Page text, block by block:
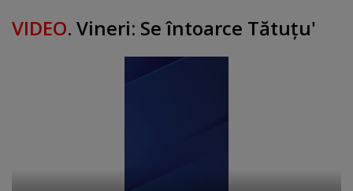
VIDEO. Vineri: Se întoarce Tătuţu'